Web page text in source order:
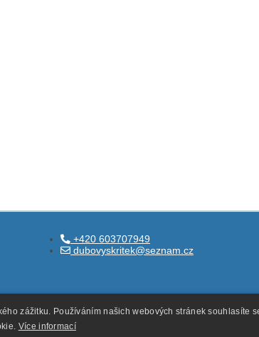
+420 603707949
dubovyskritek@seznam.cz
zážitku. Používáním našich webových stránek souhlasíte
Více informací